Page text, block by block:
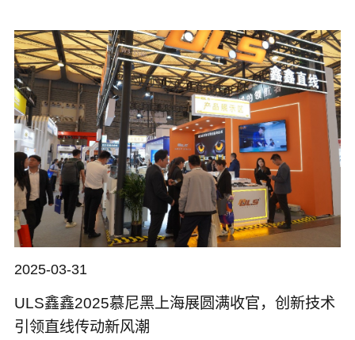
2025-03-31
ULS鑫鑫2025慕尼黑上海展圆满收官，创新技术
引领直线传动新风潮